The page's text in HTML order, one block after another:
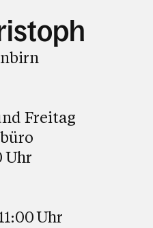
Freitag
Uhr
Uhr